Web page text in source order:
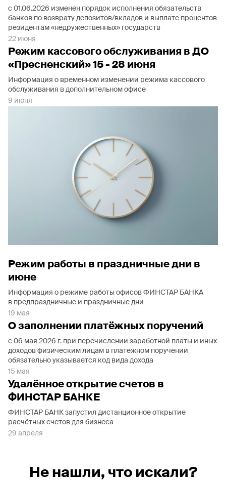
с 01.06.2026 изменен порядок исполнения обязательств
банков по возврату депозитов/вкладов и выплате процентов
резидентам «недружественных» государств
22 июня
Режим кассового обслуживания в ДО
«Пресненский» 15 - 28 июня
Информация о временном изменении режима кассового
обслуживания в дополнительном офисе
9 июня
Режим работы в праздничные дни в
июне
Информация о режиме работы офисов ФИНСТАР БАНКА
в предпраздничные и праздничные дни
19 мая
О заполнении платёжных поручений
с 06 мая 2026 г. при перечислении заработной платы и иных
доходов физическим лицам в платёжном поручении
обязательно указывается код вида дохода
15 мая
Удалённое открытие счетов в
ФИНСТАР БАНКЕ
ФИНСТАР БАНК запустил дистанционное открытие
расчётных счетов для бизнеса
29 апреля
Не нашли, что искали?